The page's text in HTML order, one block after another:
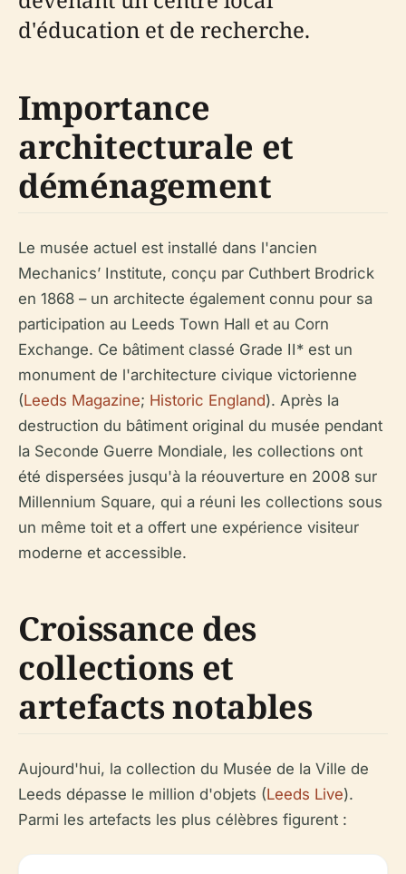
d'éducation et de recherche.
Importance
architecturale et
déménagement
Le musée actuel est installé dans l'ancien
Mechanics’ Institute, conçu par Cuthbert Brodrick
en 1868 – un architecte également connu pour sa
participation au Leeds Town Hall et au Corn
Exchange. Ce bâtiment classé Grade II* est un
monument de l'architecture civique victorienne
(Leeds Magazine; Historic England). Après la
destruction du bâtiment original du musée pendant
la Seconde Guerre Mondiale, les collections ont
été dispersées jusqu'à la réouverture en 2008 sur
Millennium Square, qui a réuni les collections sous
un même toit et a offert une expérience visiteur
moderne et accessible.
Croissance des
collections et
artefacts notables
Aujourd'hui, la collection du Musée de la Ville de
Leeds dépasse le million d'objets (Leeds Live).
Parmi les artefacts les plus célèbres figurent :